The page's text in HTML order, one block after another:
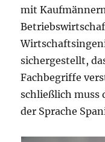
mit
sichergestellt,
Fachbegriffe
schließlich muss
der Sprache